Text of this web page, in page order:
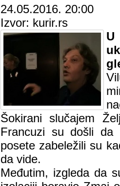
24.05.2016. 20:00
Izvor: kurir.rs
Šokirani slučajem
Francuzi su došli da
posete zabeležili su
da vide.
Međutim, izgleda da